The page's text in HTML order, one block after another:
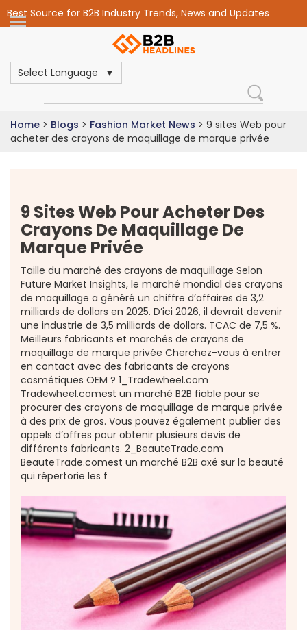
Best Source for B2B Industry Trends, News and Updates
Select Language
Home > Blogs > Fashion Market News > 9 sites Web pour
acheter des crayons de maquillage de marque privée
9 Sites Web Pour Acheter Des
Crayons De Maquillage De
Marque Privée
Taille du marché des crayons de maquillage Selon
Future Market Insights, le marché mondial des crayons
de maquillage a généré un chiffre d’affaires de 3,2
milliards de dollars en 2025. D’ici 2026, il devrait devenir
une industrie de 3,5 milliards de dollars. TCAC de 7,5 %.
Meilleurs fabricants et marchés de crayons de
maquillage de marque privée Cherchez-vous à entrer
en contact avec des fabricants de crayons
cosmétiques OEM ? 1_Tradewheel.com
Tradewheel.comest un marché B2B fiable pour se
procurer des crayons de maquillage de marque privée
à des prix de gros. Vous pouvez également publier des
appels d’offres pour obtenir plusieurs devis de
différents fabricants. 2_BeauteTrade.com
BeauteTrade.comest un marché B2B axé sur la beauté
qui répertorie les f